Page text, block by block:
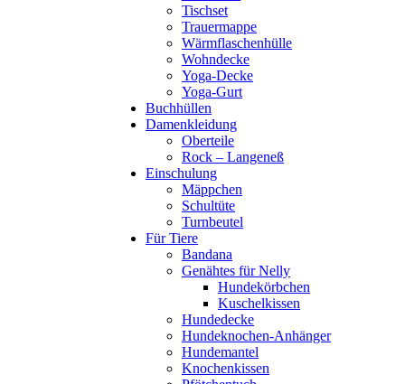
Tischset
Trauermappe
Wärmflaschenhülle
Wohndecke
Yoga-Decke
Yoga-Gurt
Buchhüllen
Damenkleidung
Oberteile
Rock – Langeneß
Einschulung
Mäppchen
Schultüte
Turnbeutel
Für Tiere
Bandana
Genähtes für Nelly
Hundekörbchen
Kuschelkissen
Hundedecke
Hundeknochen-Anhänger
Hundemantel
Knochenkissen